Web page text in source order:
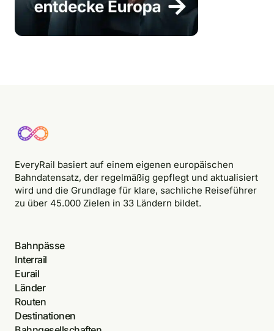
EveryRail basiert auf einem eigenen europäischen
Bahndatensatz, der regelmäßig gepflegt und aktualisiert
wird und die Grundlage für klare, sachliche Reiseführer
zu über 45.000 Zielen in 33 Ländern bildet.
Bahnpässe
Interrail
Eurail
Länder
Routen
Destinationen